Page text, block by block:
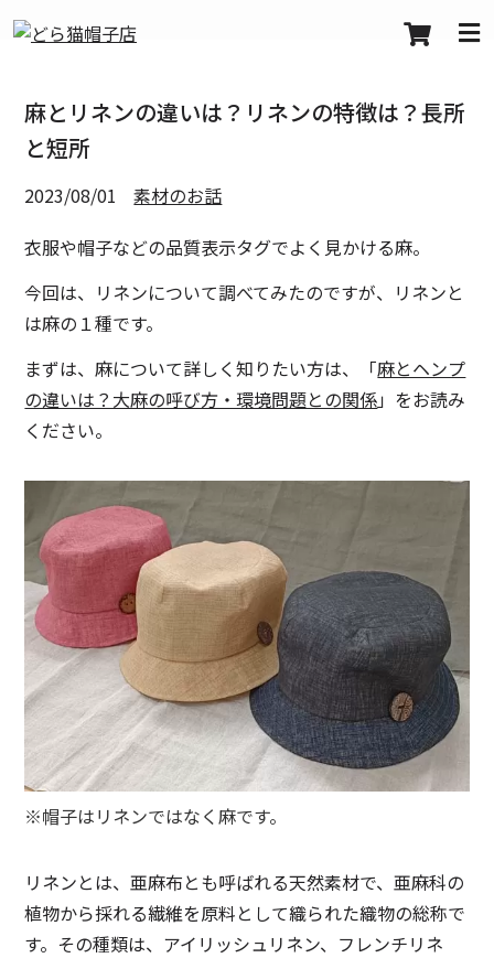
麻とリネンの違いは？リネンの特徴は？長所
と短所
2023/08/01
素材のお話
衣服や帽子などの品質表示タグでよく見かける麻。
今回は、リネンについて調べてみたのですが、リネンと
は麻の１種です。
まずは、麻について詳しく知りたい方は、「麻とヘンプ
の違いは？大麻の呼び方・環境問題との関係」をお読み
ください。
※帽子はリネンではなく麻です。
リネンとは、亜麻布とも呼ばれる天然素材で、亜麻科の
植物から採れる繊維を原料として織られた織物の総称で
す。その種類は、アイリッシュリネン、フレンチリネ